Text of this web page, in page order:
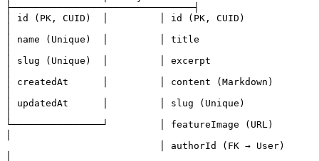
├────────────────────────────────┤
│ id (PK, CUID)  │         │ id (PK, CUID)
│ name (Unique)  │         │ title
│ slug (Unique)  │         │ excerpt
│ createdAt      │         │ content (Markdown)
│ updatedAt      │         │ slug (Unique)
└────────────────┘         │ featureImage (URL)